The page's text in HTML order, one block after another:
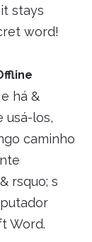
stays
word!
há &
usá-los,
caminho
rsquo; s
Word.